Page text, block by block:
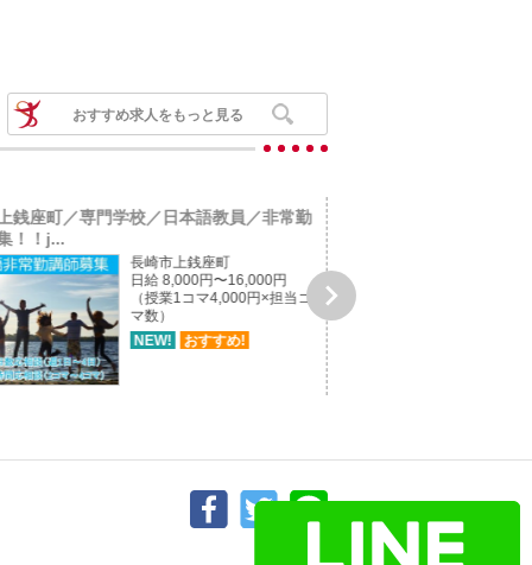
おすすめ求人をもっと見る
銭座町／専門学校／日本語教員／非常勤
！！j...
長崎市上銭座町
日給 8,000円〜16,000円
（授業1コマ4,000円×担当コ
マ数）
NEW!
おすすめ!
